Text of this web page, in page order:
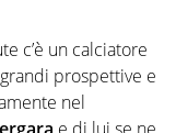
c’è un calciatore
prospettive e
nel